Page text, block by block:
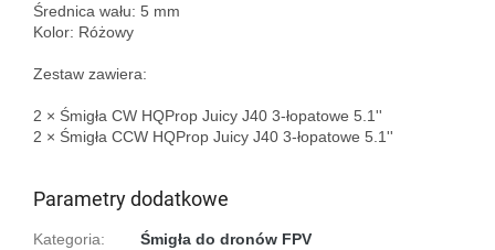
Średnica wału: 5 mm
Kolor: Różowy
Zestaw zawiera:
2 × Śmigła CW HQProp Juicy J40 3-łopatowe 5.1''
2 × Śmigła CCW HQProp Juicy J40 3-łopatowe 5.1''
Parametry dodatkowe
Kategoria:
Śmigła do dronów FPV